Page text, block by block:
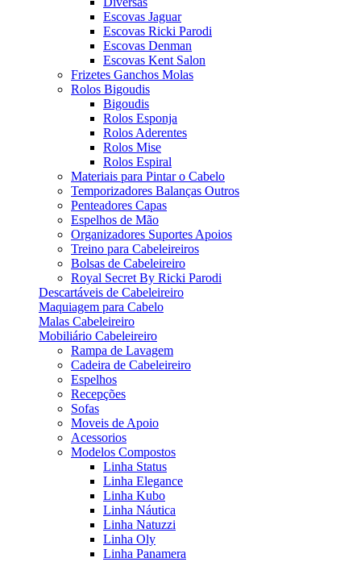
Escovas Jaguar
Escovas Ricki Parodi
Escovas Denman
Escovas Kent Salon
Frizetes Ganchos Molas
Rolos Bigoudis
Bigoudis
Rolos Esponja
Rolos Aderentes
Rolos Mise
Rolos Espiral
Materiais para Pintar o Cabelo
Temporizadores Balanças Outros
Penteadores Capas
Espelhos de Mão
Organizadores Suportes Apoios
Treino para Cabeleireiros
Bolsas de Cabeleireiro
Royal Secret By Ricki Parodi
Descartáveis de Cabeleireiro
Maquiagem para Cabelo
Malas Cabeleireiro
Mobiliário Cabeleireiro
Rampa de Lavagem
Cadeira de Cabeleireiro
Espelhos
Recepções
Sofas
Moveis de Apoio
Acessorios
Modelos Compostos
Linha Status
Linha Elegance
Linha Kubo
Linha Náutica
Linha Natuzzi
Linha Oly
Linha Panamera